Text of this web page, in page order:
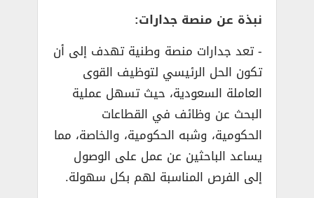
نبذة عن منصة جدارات:
­- تعد جدارات منصة وطنية تهدف إلى أن
تكون الحل الرئيسي لتوظيف القوى
العاملة السعودية، حيث تسهل عملية
البحث عن وظائف في القطاعات
الحكومية، وشبه الحكومية، والخاصة، مما
يساعد الباحثين عن عمل على الوصول
إلى الفرص المناسبة لهم بكل سهولة.